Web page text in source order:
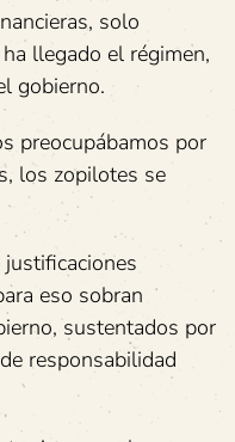
solo
llegado el régimen,
gobierno.
preocupábamos por
los zopilotes se
eso sobran
sustentados por
responsabilidad